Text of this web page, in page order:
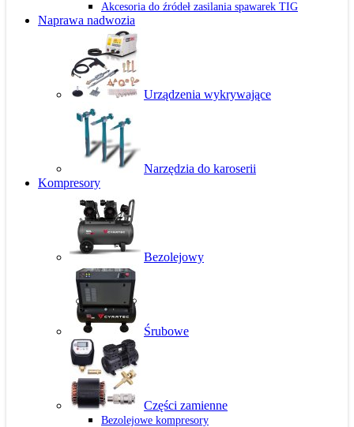
Akcesoria do źródeł zasilania spawarek TIG
Naprawa nadwozia
Urządzenia wykrywające
Narzędzia do karoserii
Kompresory
Bezolejowy
Śrubowe
Części zamienne
Bezolejowe kompresory